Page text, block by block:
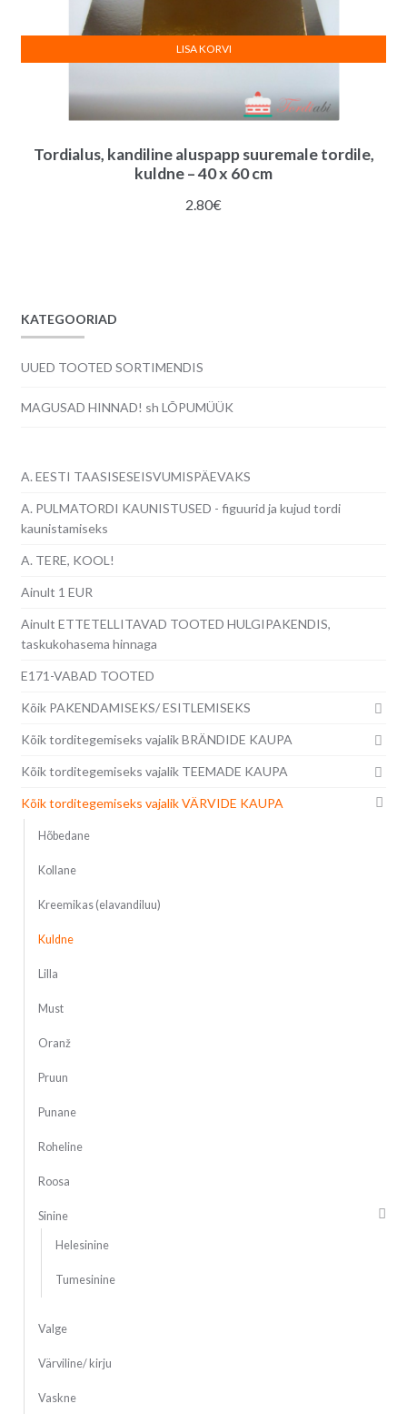
Tordialus, kandiline aluspapp suuremale tordile,
kuldne – 40 x 60 cm
2.80€
LISA KORVI
KATEGOORIAD
UUED TOOTED SORTIMENDIS
MAGUSAD HINNAD! sh LÕPUMÜÜK
A. EESTI TAASISESEISVUMISPÄEVAKS
A. PULMATORDI KAUNISTUSED - figuurid ja kujud tordi
kaunistamiseks
A. TERE, KOOL!
Ainult 1 EUR
Ainult ETTETELLITAVAD TOOTED HULGIPAKENDIS,
taskukohasema hinnaga
E171-VABAD TOOTED
Kõik PAKENDAMISEKS/ ESITLEMISEKS
Kõik torditegemiseks vajalik BRÄNDIDE KAUPA
Kõik torditegemiseks vajalik TEEMADE KAUPA
Kõik torditegemiseks vajalik VÄRVIDE KAUPA
Hõbedane
Kollane
Kreemikas (elavandiluu)
Kuldne
Lilla
Must
Oranž
Pruun
Punane
Roheline
Roosa
Sinine
Helesinine
Tumesinine
Valge
Värviline/ kirju
Vaskne